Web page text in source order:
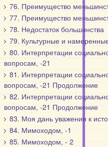
76. Преимущество
77. Преимущество
78. Недостаток большинства
79. Культурные и
80. Интерпретации
вопросам, -21
81. Интерпретации
вопросам, -21 Продолжение
82. Интерпретации
вопросам, -21 Продолжение
83. Моя дань уважения к
84. Мимоходом, -1
85. Мимоходом, - 2